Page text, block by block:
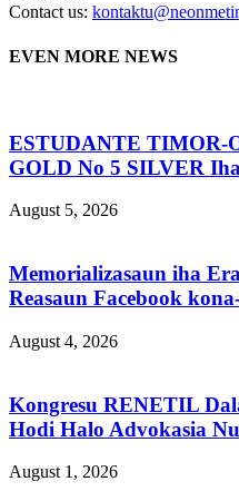
Contact us:
EVEN MORE NEWS
ESTUDANTE TIMOR-
GOLD No 5 SILVER
August 5, 2026
Memorializasaun iha
Reasaun Facebook
August 4, 2026
Kongresu RENETIL
Hodi Halo Advokasia
August 1, 2026